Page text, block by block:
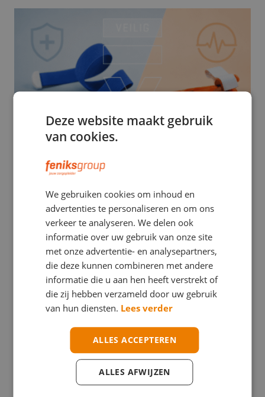
Stuwband versus tourniquet: een verwarrend
verschil met mogelijk ernstige gevolgen
Deze website maakt gebruik
van cookies.
We gebruiken cookies om inhoud en
advertenties te personaliseren en om ons
verkeer te analyseren. We delen ook
informatie over uw gebruik van onze site
met onze advertentie- en analysepartners,
die deze kunnen combineren met andere
informatie die u aan hen heeft verstrekt of
die zij hebben verzameld door uw gebruik
van hun diensten. Lees verder
ALLES ACCEPTEREN
ALLES AFWIJZEN